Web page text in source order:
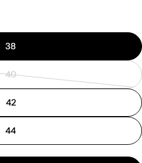
38
40
Variante
o
disponible
42
44